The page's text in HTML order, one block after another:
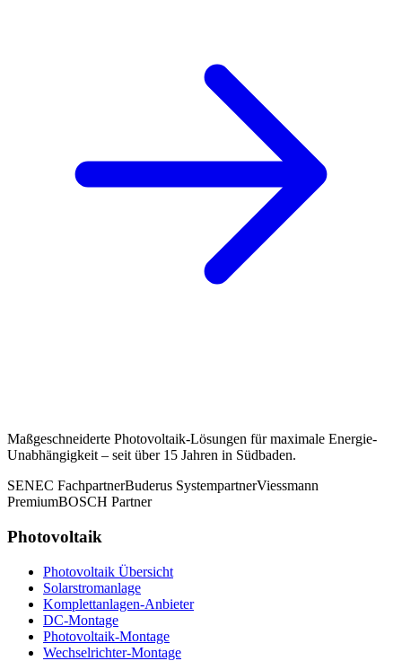
Maßgeschneiderte Photovoltaik-Lösungen für maximale Energie-
Unabhängigkeit – seit über 15 Jahren in Südbaden.
SENEC FachpartnerBuderus SystempartnerViessmann
PremiumBOSCH Partner
Photovoltaik
Photovoltaik Übersicht
Solarstromanlage
Komplettanlagen-Anbieter
DC-Montage
Photovoltaik-Montage
Wechselrichter-Montage